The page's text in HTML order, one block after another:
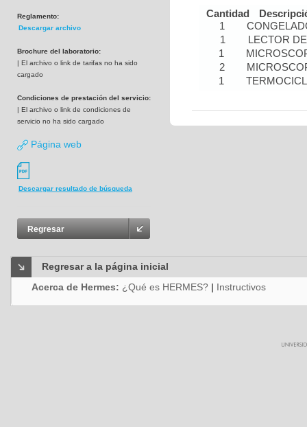
Reglamento:
Descargar archivo
Brochure del laboratorio:
| El archivo o link de tarifas no ha sido
cargado
Condiciones de prestación del servicio:
| El archivo o link de condiciones de
servicio no ha sido cargado
Página web
Descargar resultado de búsqueda
Regresar
Cantidad
1
1
LECTOR
1
2
1
Regresar a la página inicial
Acerca de Hermes: ¿Qué es HERMES? | Instructivos